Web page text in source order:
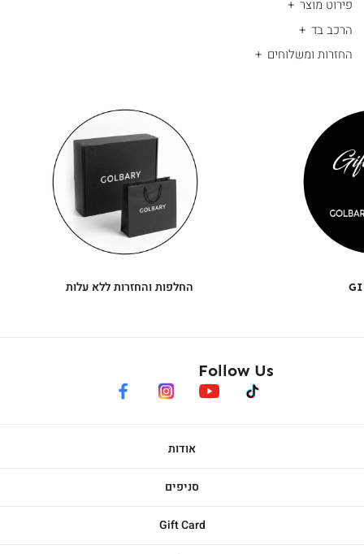
פירוט מוצר
הרכב בד
החזרות ומשלוחים
תומך
מכירה
עיגולים
(4)
החלפות והחזרות ללא עלות
אודות
סניפים
Gift Card
Follow Us
facebook instagram youtube tiktok